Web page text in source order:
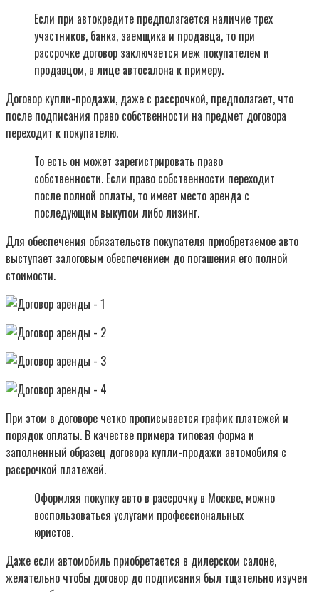
Если при автокредите предполагается наличие трех
участников, банка, заемщика и продавца, то при
рассрочке договор заключается меж покупателем и
продавцом, в лице автосалона к примеру.
Договор купли-продажи, даже с рассрочкой, предполагает, что
после подписания право собственности на предмет договора
переходит к покупателю.
То есть он может зарегистрировать право
собственности. Если право собственности переходит
после полной оплаты, то имеет место аренда с
последующим выкупом либо лизинг.
Для обеспечения обязательств покупателя приобретаемое авто
выступает залоговым обеспечением до погашения его полной
стоимости.
При этом в договоре четко прописывается график платежей и
порядок оплаты. В качестве примера типовая форма и
заполненный образец договора купли-продажи автомобиля с
рассрочкой платежей.
Оформляя покупку авто в рассрочку в Москве, можно
воспользоваться услугами профессиональных
юристов.
Даже если автомобиль приобретается в дилерском салоне,
желательно чтобы договор до подписания был тщательно изучен